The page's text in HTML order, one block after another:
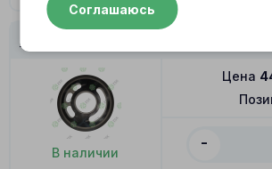
KRJ10290 Распределитель L
В наличии
Цена
-
Соглашаюсь